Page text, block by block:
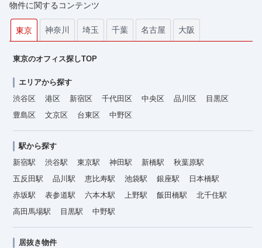
物件に関するコンテンツ
東京 神奈川 埼玉 千葉 名古屋 大阪
東京のオフィス探しTOP
エリアから探す
渋谷区
港区 新宿区 千代田区 中央区 品川区
目黒区
豊島区
文京区 台東区 中野区
駅から探す
新宿駅
渋谷駅 東京駅 神田駅 新橋駅
秋葉原駅
五反田駅
品川駅 恵比寿駅 池袋駅 銀座駅
日本橋駅
赤坂駅
表参道駅 六本木駅 上野駅 飯田橋駅
北千住駅
高田馬場駅
目黒駅 中野駅
居抜き物件